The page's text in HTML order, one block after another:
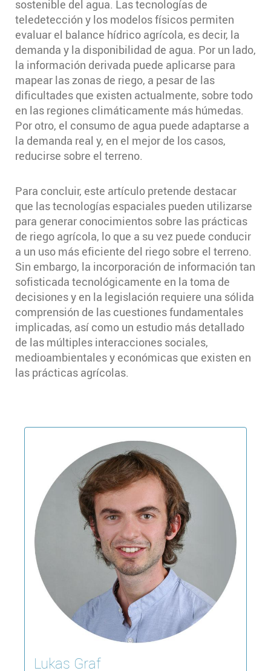
sostenible del agua. Las tecnologías de
teledetección y los modelos físicos permiten
evaluar el balance hídrico agrícola, es decir, la
demanda y la disponibilidad de agua. Por un lado,
la información derivada puede aplicarse para
mapear las zonas de riego, a pesar de las
dificultades que existen actualmente, sobre todo
en las regiones climáticamente más húmedas.
Por otro, el consumo de agua puede adaptarse a
la demanda real y, en el mejor de los casos,
reducirse sobre el terreno.
Para concluir, este artículo pretende destacar
que las tecnologías espaciales pueden utilizarse
para generar conocimientos sobre las prácticas
de riego agrícola, lo que a su vez puede conducir
a un uso más eficiente del riego sobre el terreno.
Sin embargo, la incorporación de información tan
sofisticada tecnológicamente en la toma de
decisiones y en la legislación requiere una sólida
comprensión de las cuestiones fundamentales
implicadas, así como un estudio más detallado
de las múltiples interacciones sociales,
medioambientales y económicas que existen en
las prácticas agrícolas.
Lukas Graf